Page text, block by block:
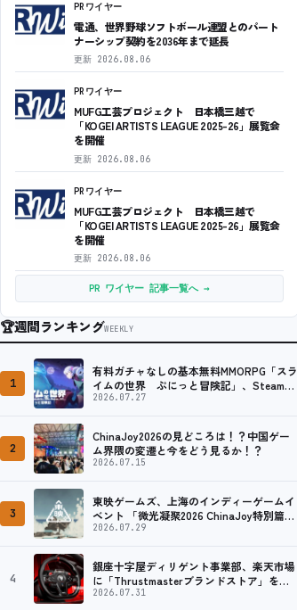
PRワイヤー
電通、世界野球ソフトボール連盟とのパート
ナーシップ契約を2036年まで延長
更新 2026.08.06
PRワイヤー
MUFG工芸プロジェクト 日本橋三越で
「KOGEI ARTISTS LEAGUE 2025-26」展覧会
を開催
更新 2026.08.06
PRワイヤー
MUFG工芸プロジェクト 日本橋三越で
「KOGEI ARTISTS LEAGUE 2025-26」展覧会
を開催
更新 2026.08.06
PR ワイヤー 記事一覧へ →
🏆週間ランキングWEEKLY
1
有料ガチャなしの基本無料MMORPG「スラ
イムの世界 ぷにっと冒険記」、Steam向
けの無料体験版が8月末に配信決定
2026.07.27
2
ChinaJoy2026の見どころは！？中国ゲー
ム界隈の変遷と今をどう見るか！？
2026.07.15
3
東映ゲームズ、上海のインディーゲームイ
ベント 「微光凝聚2026 ChinaJoy特別篇」
に登壇！
2026.07.29
4
銀座十字屋ディリゲント事業部、楽天市場
に「Thrustmasterブランドストア」をオ
ープン。記念キャンペーンでポイントアッ
2026.07.31